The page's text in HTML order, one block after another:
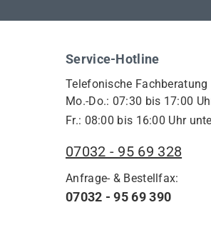
Service-Hotline
Telefonische Fachberatung
Mo.-Do.: 07:30 bis 17:00
Fr.: 08:00 bis 16:00 Uhr
07032 - 95 69 328
Anfrage- & Bestellfax:
07032 - 95 69 390